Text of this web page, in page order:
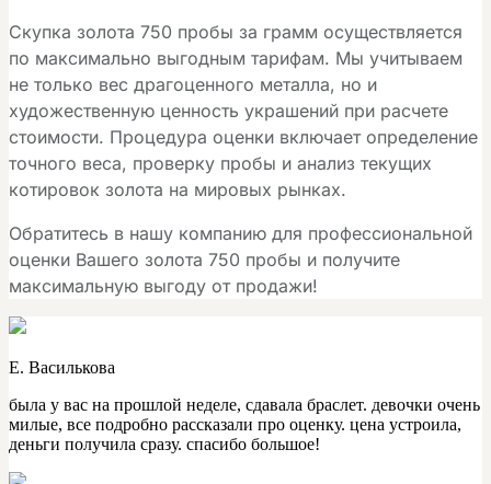
Скупка золота 750 пробы за грамм осуществляется
по максимально выгодным тарифам. Мы учитываем
не только вес драгоценного металла, но и
художественную ценность украшений при расчете
стоимости. Процедура оценки включает определение
точного веса, проверку пробы и анализ текущих
котировок золота на мировых рынках.
Обратитесь в нашу компанию для профессиональной
оценки Вашего золота 750 пробы и получите
максимальную выгоду от продажи!
Е. Василькова
была у вас на прошлой неделе, сдавала браслет. девочки очень
милые, все подробно рассказали про оценку. цена устроила,
деньги получила сразу. спасибо большое!